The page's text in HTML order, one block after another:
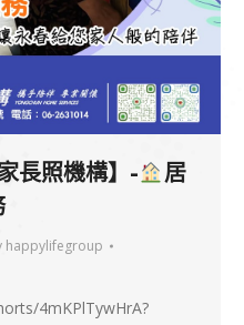
長照機構】-
居
happylifegroup
4mKPlTywHrA?